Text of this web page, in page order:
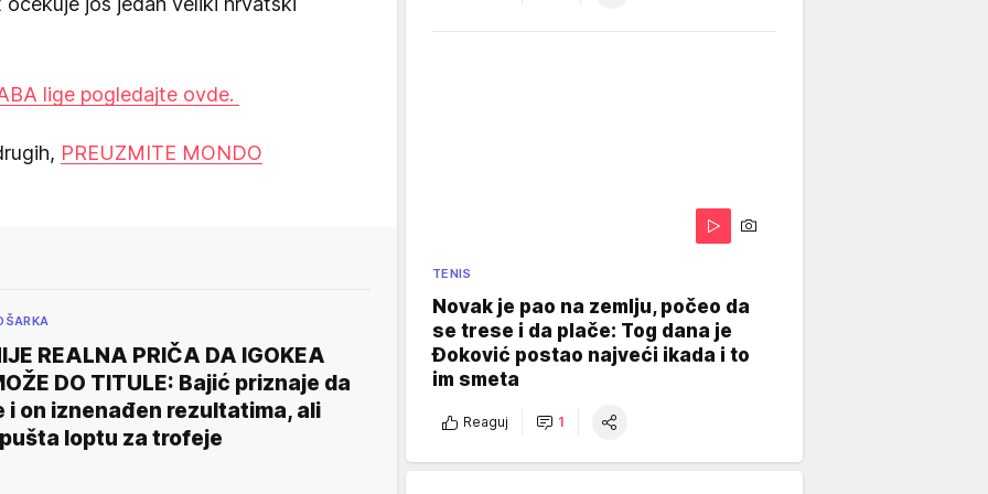
lige pogledajte ovde.
PREUZMITE MONDO
REALNA PRIČA DA IGOKEA
DO TITULE: Bajić priznaje da
i on iznenađen rezultatima, ali
loptu za trofeje
TENIS
Novak je pao na zemlju, počeo da
se trese i da plače: Tog dana je
Đoković postao najveći ikada i to
im smeta
Reaguj 1